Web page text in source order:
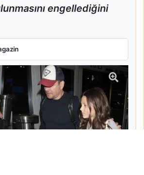
engellediğini
Pişmanlığını İtiraf Etti